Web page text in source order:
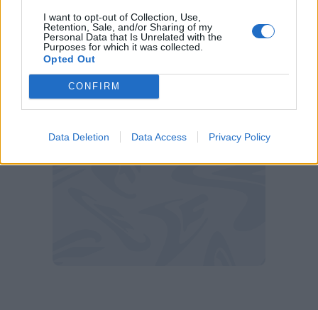
I want to opt-out of Collection, Use,
Retention, Sale, and/or Sharing of my
Personal Data that Is Unrelated with the
Purposes for which it was collected.
Opted Out
CONFIRM
Data Deletion Data Access Privacy Policy
giocherà
giovedì 24 agosto;
La partita di ritorno dei playoff si
giocherògiovedì 31 agosto.